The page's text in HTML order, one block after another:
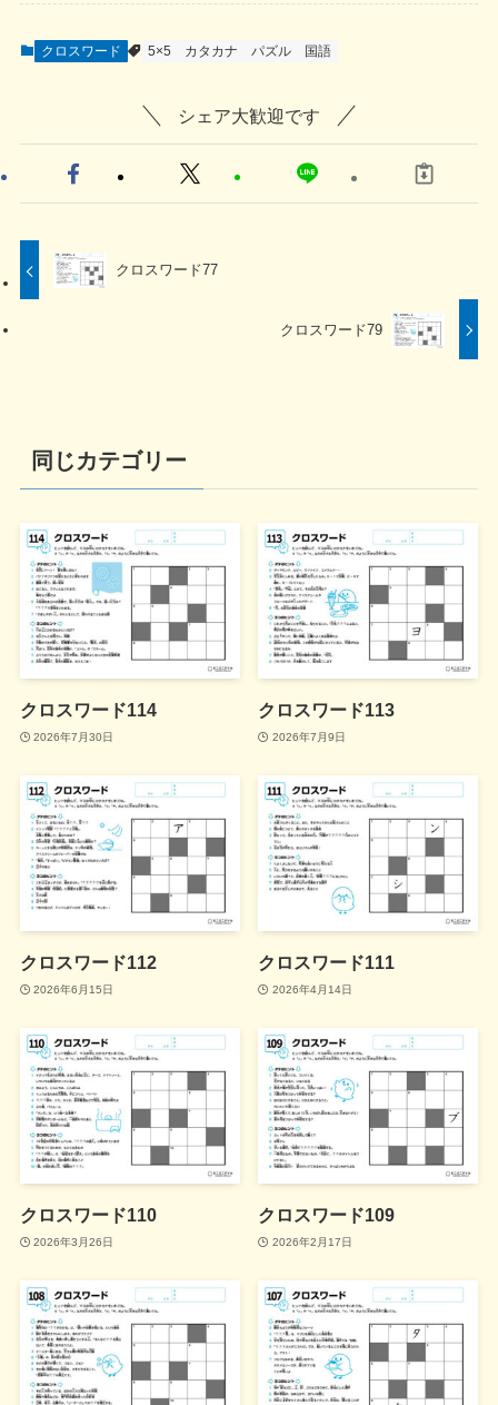
クロスワード 5×5 カタカナ パズル 国語
シェア大歓迎です
クロスワード77
クロスワード79
同じカテゴリー
クロスワード114
2026年7月30日
クロスワード113
2026年7月9日
クロスワード112
2026年6月15日
クロスワード111
2026年4月14日
クロスワード110
2026年3月26日
クロスワード109
2026年2月17日